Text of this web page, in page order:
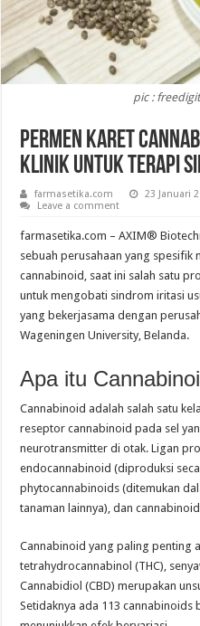
pic :
Permen Karet
Klinik Untuk Terapi
farmasetika.com 23 Januari
Leave a comment
farmasetika.com – AXIM®
sebuah perusahaan yang spesifik
cannabinoid, saat ini salah satu
untuk mengobati sindrom iritasi
yang bekerjasama dengan
Wageningen University, Belanda.
Apa itu
Cannabinoid adalah salah satu
reseptor cannabinoid pada sel
neurotransmitter di otak. Ligan
endocannabinoid (diproduksi
phytocannabinoids (ditemukan
tanaman lainnya), dan
Cannabinoid yang paling penting
tetrahydrocannabinol (THC),
Cannabidiol (CBD) merupakan
Setidaknya ada 113